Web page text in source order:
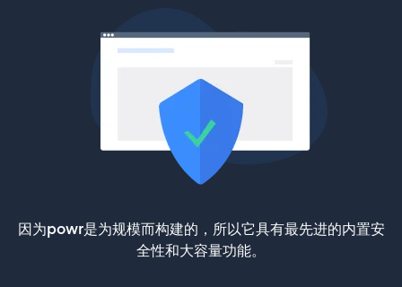
因为powr是为规模而构建的，所以它具有最先进的内置安
全性和大容量功能。